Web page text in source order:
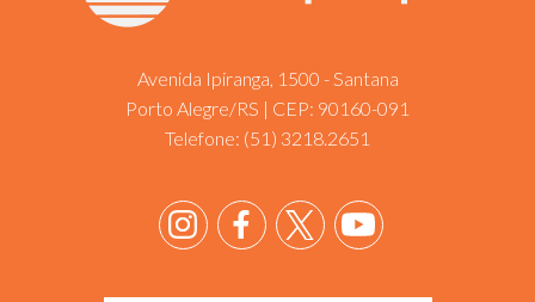
Avenida Ipiranga, 1500 - Santana
Porto Alegre/RS | CEP: 90160-091
Telefone: (51) 3218.2651